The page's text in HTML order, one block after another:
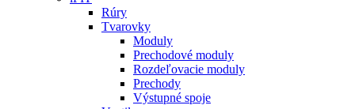
Rúry
Tvarovky
Moduly
Prechodové moduly
Rozdeľovacie moduly
Prechody
Výstupné spoje